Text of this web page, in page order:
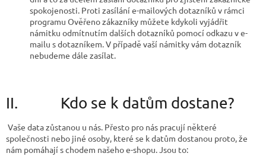
spokojenosti. Proti zasílání e-mailových dotazníků v rámci
programu Ověřeno zákazníky můžete kdykoli vyjádřit
námitku odmítnutím dalších dotazníků pomocí odkazu v e-
mailu s dotazníkem.V případě vaší námitky vám dotazník
nebudeme dále zasílat.
II. Kdo se k datům dostane?
Vaše data zůstanou u nás. Přesto pro nás pracují některé
společnosti nebo jiné osoby, které se k datům dostanou proto, že
nám pomáhají s chodem našeho e-shopu. Jsou to: